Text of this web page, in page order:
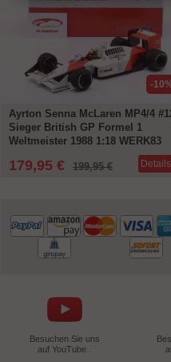
-
Ayrton Senna McLaren MP4/4
Sieger British GP Formel 1
Weltmeister 1988 1:18 WERK83
179,95 € 199,95 € Details
Besuchen Sie uns
auf YouTube .